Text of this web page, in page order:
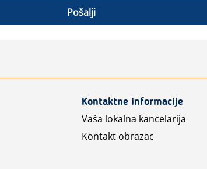
Pošalji
Kontaktne informacije
Vaša lokalna kancelarija
Kontakt obrazac